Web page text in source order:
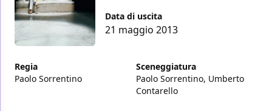
Data di uscita
21 maggio 2013
Regia
Paolo Sorrentino
Sceneggiatura
Paolo Sorrentino, Umberto
Contarello